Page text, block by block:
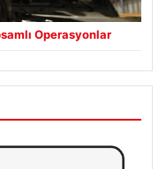
Operasyonlar